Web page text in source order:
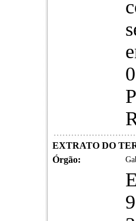
EXTRATO DO
Órgão: